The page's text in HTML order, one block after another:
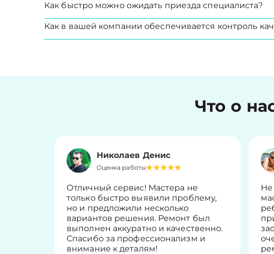
Как быстро можно ожидать приезда специалиста?
Как в вашей компании обеспечивается контроль
Что о
Николаев Денис
Оценка работы
Отличный сервис! Мастера не
только быстро выявили проблему,
но и предложили несколько
вариантов решения. Ремонт был
выполнен аккуратно и качественно.
Спасибо за профессионализм и
внимание к деталям!
Не